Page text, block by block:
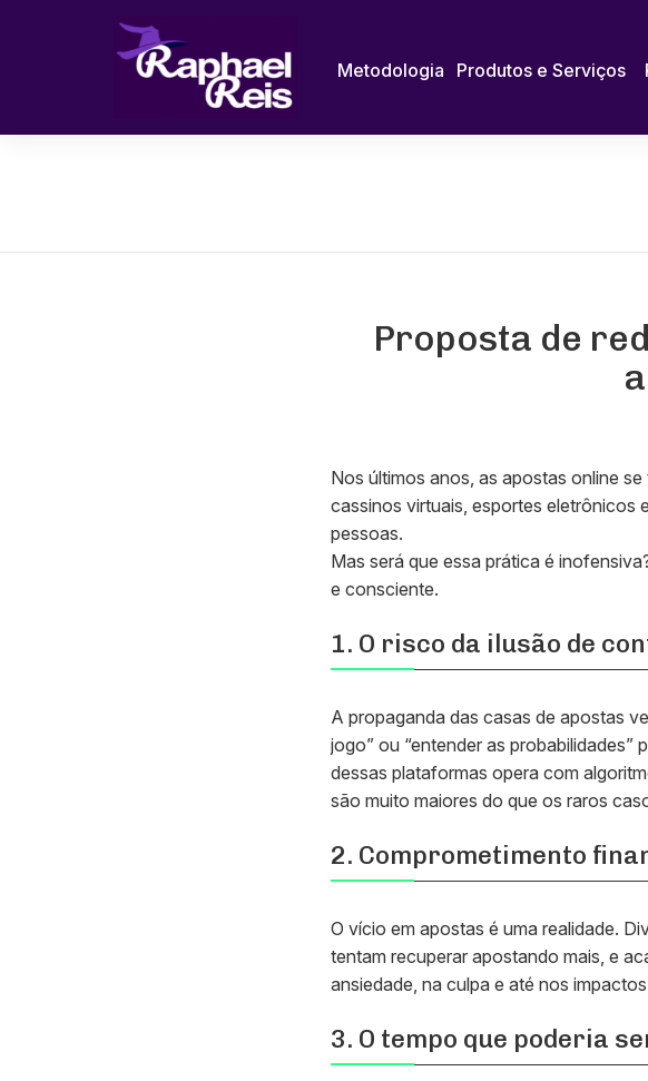
Metodologia Produtos e Serviços
Proposta de
Nos últimos anos, as apostas online
cassinos virtuais, esportes eletrônicos
pessoas.
Mas será que essa prática é
e consciente.
1. O risco da ilusão de
A propaganda das casas de apostas
jogo” ou “entender as probabilidades”
dessas plataformas opera com
são muito maiores do que os raros
2. Comprometimento
O vício em apostas é uma realidade.
tentam recuperar apostando mais, e
ansiedade, na culpa e até nos
3. O tempo que poderia